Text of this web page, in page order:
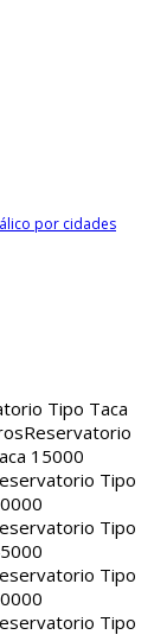
por cidades
Tipo Taca
Reservatorio
15000
Tipo
Tipo
Tipo
Tipo